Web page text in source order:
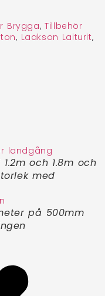
Brygga,Tillbehör
, Laakson Laiturit,
och 1.8m och
med
på 500mm